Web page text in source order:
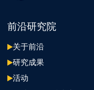
前沿研究院
关于前沿
研究成果
活动